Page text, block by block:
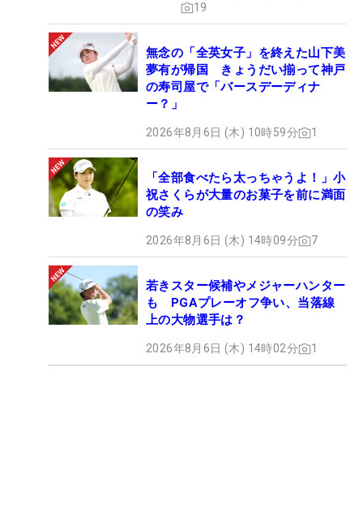
19
無念の「全英女子」を終えた山下美
夢有が帰国 きょうだい揃って神戸
の寿司屋で「バースデーディナ
ー？」
2026年8月6日 (木) 10時59分 1
「全部食べたら太っちゃうよ！」小
祝さくらが大量のお菓子を前に満面
の笑み
2026年8月6日 (木) 14時09分 7
若きスター候補やメジャーハンター
も PGAプレーオフ争い、当落線
上の大物選手は？
2026年8月6日 (木) 14時02分 1